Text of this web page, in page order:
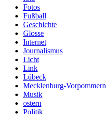
Fotos
Fußball
Geschichte
Glosse
Internet
Journalismus
Licht
Link
Lübeck
Mecklenburg-Vorpommern
Musik
ostern
Politik